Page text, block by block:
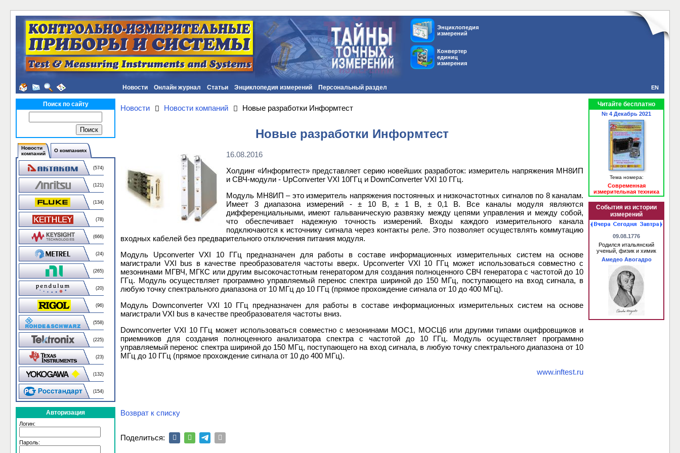
Энциклопедия
измерений
Конвертер
единиц
измерения
Новости Онлайн журнал Статьи Энциклопедия измерений Персональный раздел EN
Поиск по сайту
Новости
компаний
О компаниях
(574)
(121)
(134)
(78)
(666)
(24)
(265)
(20)
(96)
(558)
(225)
(23)
(132)
(154)
Авторизация
Логин:
Пароль:
Новости Новости компаний Новые разработки Информтест
Новые разработки Информтест
16.08.2016
Холдинг «Информтест» представляет серию новейших разработок: измеритель напряжения МН8ИП
и СВЧ-модули - UpConverter VXI 10ГГц и DownConverter VXI 10 ГГц.
Модуль МН8ИП – это измеритель напряжения постоянных и низкочастотных сигналов по 8 каналам.
Имеет 3 диапазона измерений - ± 10 В, ± 1 В, ± 0,1 В. Все каналы модуля являются
дифференциальными, имеют гальваническую развязку между цепями управления и между собой,
что обеспечивает надежную точность измерений. Входы каждого измерительного канала
подключаются к источнику сигнала через контакты реле. Это позволяет осуществлять коммутацию
входных кабелей без предварительного отключения питания модуля.
Модуль Upconverter VXI 10 ГГц предназначен для работы в составе информационных измерительных систем на основе
магистрали VXI bus в качестве преобразователя частоты вверх. Upconverter VXI 10 ГГц может использоваться совместно с
мезонинами МГВЧ, МГКС или другим высокочастотным генератором для создания полноценного СВЧ генератора с частотой до 10
ГГц. Модуль осуществляет программно управляемый перенос спектра шириной до 150 МГц, поступающего на вход сигнала, в
любую точку спектрального диапазона от 10 МГц до 10 ГГц (прямое прохождение сигнала от 10 до 400 МГц).
Модуль Downconverter VXI 10 ГГц предназначен для работы в составе информационных измерительных систем на основе
магистрали VXI bus в качестве преобразователя частоты вниз.
Downconverter VXI 10 ГГц может использоваться совместно с мезонинами МОС1, МОСЦ6 или другими типами оцифровщиков и
приемников для создания полноценного анализатора спектра с частотой до 10 ГГц. Модуль осуществляет программно
управляемый перенос спектра шириной до 150 МГц, поступающего на вход сигнала, в любую точку спектрального диапазона от 10
МГц до 10 ГГц (прямое прохождение сигнала от 10 до 400 МГц).
www.inftest.ru
Возврат к списку
Поделиться:
Читайте бесплатно
№ 4 Декабрь 2021
Тема номера:
Современная
измерительная техника
События из истории
измерений
09.08.1776
Родился итальянский
ученый, физик и химик
Амедео Авогадро